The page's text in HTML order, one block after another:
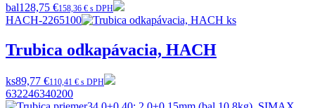
bal128,75 €158,36 € s DPH
HACH-2265100
Trubica odkapávacia, HACH
ks89,77 €110,41 € s DPH
632246340200